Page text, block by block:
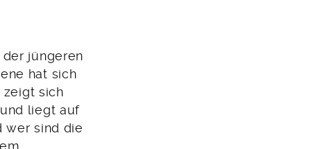
jüngeren
hat sich
zeigt sich
liegt auf
wer sind die